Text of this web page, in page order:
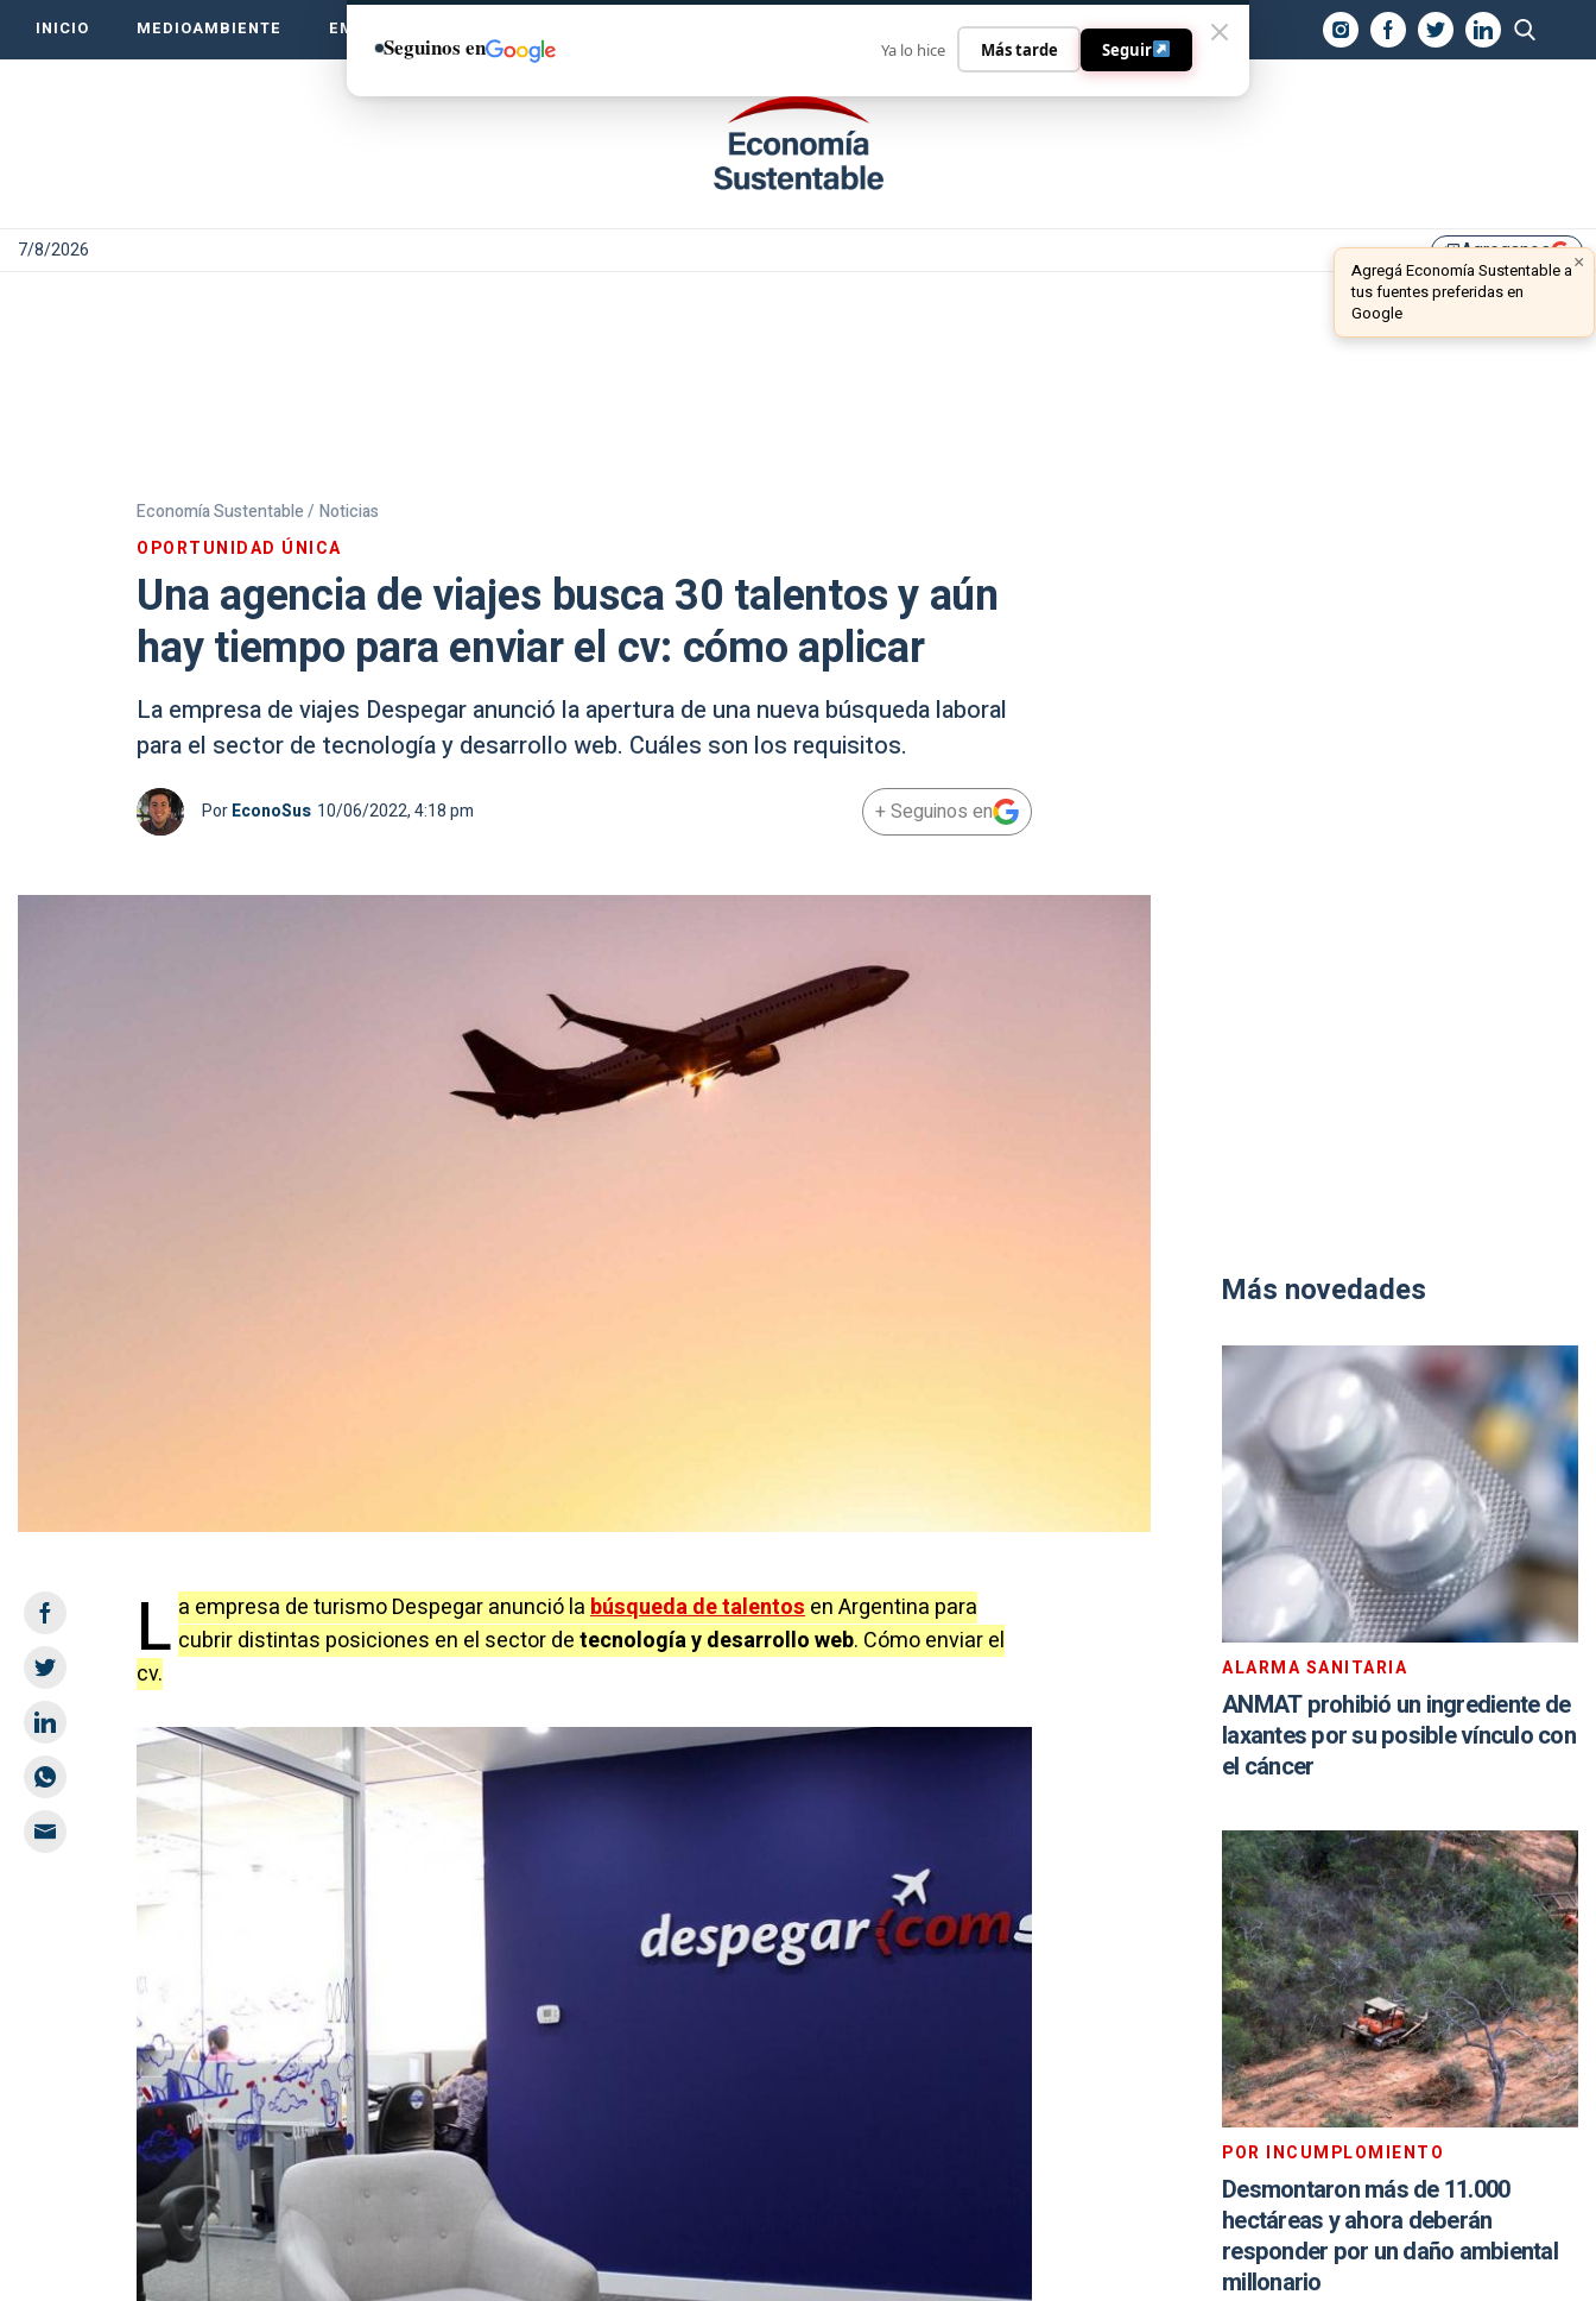
INICIO MEDIOAMBIENTE EMPRENDE VERDE CONTACTO
7/8/2026 library_addAgreganos ×
Agregá Economía Sustentable a
tus fuentes preferidas en
Google
Economía Sustentable / Noticias
OPORTUNIDAD ÚNICA
Una agencia de viajes busca 30 talentos y aún
hay tiempo para enviar el cv: cómo aplicar
La empresa de viajes Despegar anunció la apertura de una nueva búsqueda laboral
para el sector de tecnología y desarrollo web. Cuáles son los requisitos.
PorEconoSus 10/06/2022, 4:18 pm + Seguinos en
L a empresa de turismo Despegar anunció labúsqueda de talentosen Argentina para
cubrir distintas posiciones en el sector detecnología y desarrollo web. Cómo enviar el
cv.
Más novedades
ALARMA SANITARIA
ANMAT prohibió un ingrediente de
laxantes por su posible vínculo con
el cáncer
POR INCUMPLOMIENTO
Desmontaron más de 11.000
hectáreas y ahora deberán
responder por un daño ambiental
millonario
Seguinos en Ya lo hice Más tarde Seguir